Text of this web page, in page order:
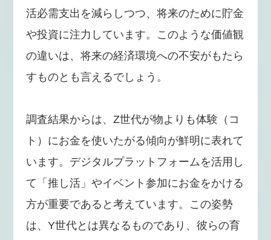
活必需支出を減らしつつ、将来のために貯金
や投資に注力しています。このような価値観
の違いは、将来の経済環境への不安がもたら
すものとも言えるでしょう。
調査結果からは、Z世代が物よりも体験（コ
ト）にお金を使いたがる傾向が鮮明に表れて
います。デジタルプラットフォームを活用し
て「推し活」やイベント参加にお金をかける
方が重要であると考えています。この姿勢
は、Y世代とは異なるものであり、彼らの育